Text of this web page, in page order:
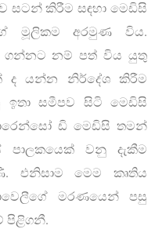
සටන් කිරීම සඳහා මෙඩිසි
මූලිකම අරමුණ විය.
ගන්නට නම් පත් විය යුතු
ද යන්න නිර්දේශ කිරීම
ඉතා සමීපව සිටි මෙඩිසි
ඩි මෙඩිසි තමන්
පාලකයෙක් වනු දැකීම
එනිසාම මෙම කෘතිය
මරණයෙන් පසු
පිළිගනී.